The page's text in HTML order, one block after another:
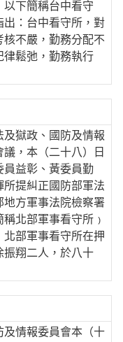
以下簡稱台中看守
出：台中看守所，對
核不嚴，勤務分配不
律鬆弛，勤務執行
獄政、國防及情報
，本（二十八）日
員益彰、黃委員勤
所提糾正國防部軍法
地方軍事法院檢察署
北部軍事看守所﹚
北部軍事看守所在押
振翔二人，於八十
情報委員會本（十